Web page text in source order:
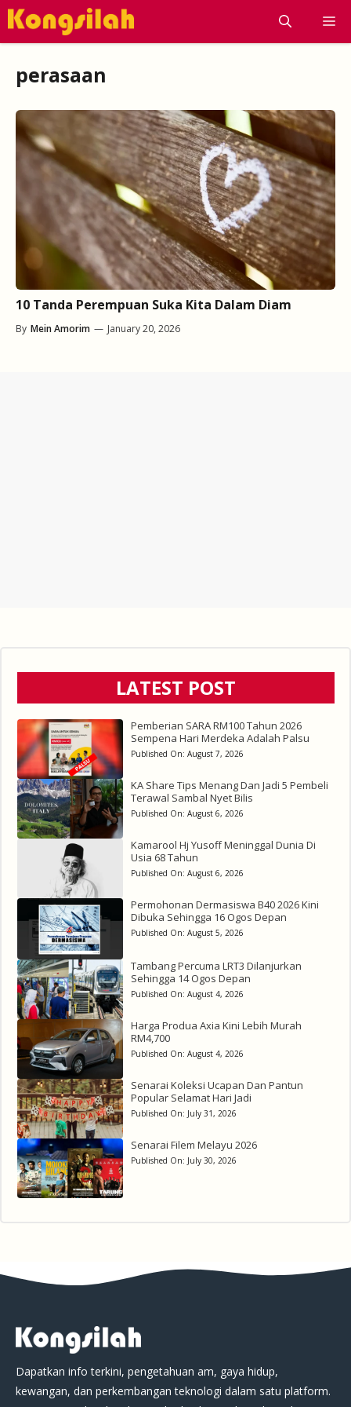
Skip
perasaan
10 Tanda Perempuan Suka Kita Dalam Diam
By Mein Amorim — January 20, 2026
LATEST POST
Pemberian SARA RM100 Tahun 2026
Sempena Hari Merdeka Adalah Palsu
Published On: August 7, 2026
KA Share Tips Menang Dan Jadi 5 Pembeli
Terawal Sambal Nyet Bilis
Published On: August 6, 2026
Kamarool Hj Yusoff Meninggal Dunia Di
Usia 68 Tahun
Published On: August 6, 2026
Permohonan Dermasiswa B40 2026 Kini
Dibuka Sehingga 16 Ogos Depan
Published On: August 5, 2026
Tambang Percuma LRT3 Dilanjurkan
Sehingga 14 Ogos Depan
Published On: August 4, 2026
Harga Produa Axia Kini Lebih Murah
RM4,700
Published On: August 4, 2026
Senarai Koleksi Ucapan Dan Pantun
Popular Selamat Hari Jadi
Published On: July 31, 2026
Senarai Filem Melayu 2026
Published On: July 30, 2026
Dapatkan info terkini, pengetahuan am, gaya hidup,
kewangan, dan perkembangan teknologi dalam satu platform.